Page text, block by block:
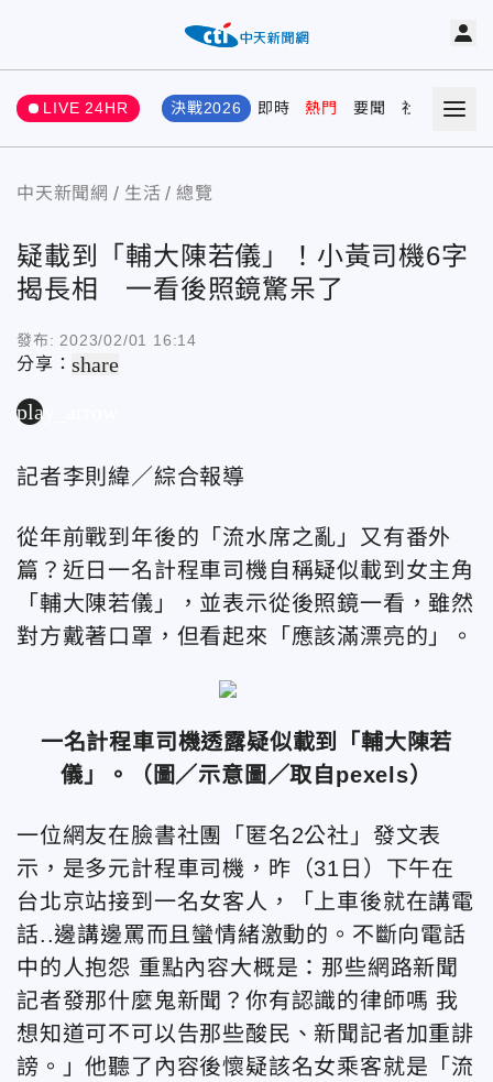
LIVE 24HR 決戰2026 即時 熱門 要聞 社會 娛樂
中天新聞網 生活 總覽
疑載到「輔大陳若儀」！小黃司機6字
揭長相 一看後照鏡驚呆了
發布: 2023/02/01 16:14
分享：share
play_arrow
記者李則緯／綜合報導
從年前戰到年後的「流水席之亂」又有番外
篇？近日一名計程車司機自稱疑似載到女主角
「輔大陳若儀」，並表示從後照鏡一看，雖然
對方戴著口罩，但看起來「應該滿漂亮的」。
一名計程車司機透露疑似載到「輔大陳若
儀」。（圖／示意圖／取自pexels）
一位網友在臉書社團「匿名2公社」發文表
示，是多元計程車司機，昨（31日）下午在
台北京站接到一名女客人，「上車後就在講電
話..邊講邊罵而且蠻情緒激動的。不斷向電話
中的人抱怨 重點內容大概是：那些網路新聞
記者發那什麼鬼新聞？你有認識的律師嗎 我
想知道可不可以告那些酸民、新聞記者加重誹
謗。」他聽了內容後懷疑該名女乘客就是「流